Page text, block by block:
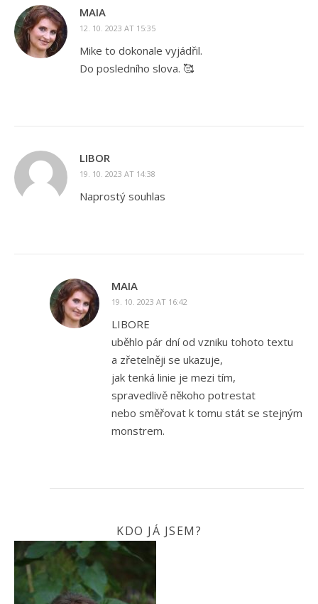
MAIA
12. 10. 2023 AT 15:35
Mike to dokonale vyjádřil.
Do posledního slova. 🥰
LIBOR
19. 10. 2023 AT 14:38
Naprostý souhlas
MAIA
19. 10. 2023 AT 16:42
LIBORE
uběhlo pár dní od vzniku tohoto textu
a zřetelněji se ukazuje,
jak tenká linie je mezi tím,
spravedlivě někoho potrestat
nebo směřovat k tomu stát se stejným
monstrem.
KDO JÁ JSEM?